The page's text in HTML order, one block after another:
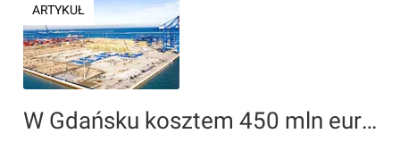
ARTYKUŁ
W Gdańsku kosztem 450 mln euro powstaje wielki głębokowodny terminal na terenie Baltic Hub [FILMY]